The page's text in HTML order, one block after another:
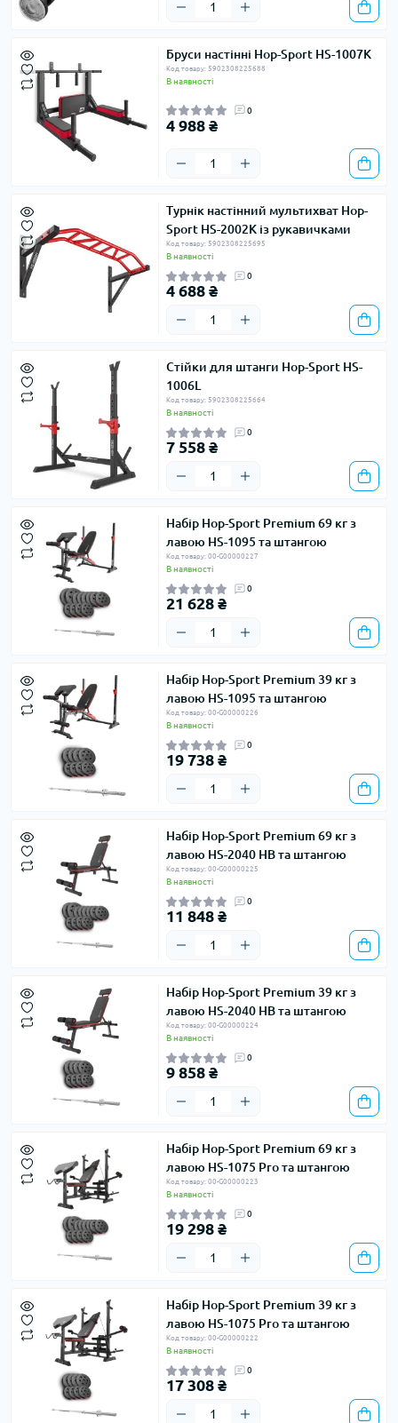
Бруси настінні Hop-Sport HS-1007K
Код товару: 5902308225688
В наявності
0
4 988 ₴
Турнік настінний мультихват Hop-
Sport HS-2002K із рукавичками
Код товару: 5902308225695
В наявності
0
4 688 ₴
Стійки для штанги Hop-Sport HS-
1006L
Код товару: 5902308225664
В наявності
0
7 558 ₴
Набір Hop-Sport Premium 69 кг з
лавою HS-1095 та штангою
Код товару: 00-G00000227
В наявності
0
21 628 ₴
Набір Hop-Sport Premium 39 кг з
лавою HS-1095 та штангою
Код товару: 00-G00000226
В наявності
0
19 738 ₴
Набір Hop-Sport Premium 69 кг з
лавою HS-2040 HB та штангою
Код товару: 00-G00000225
В наявності
0
11 848 ₴
Набір Hop-Sport Premium 39 кг з
лавою HS-2040 HB та штангою
Код товару: 00-G00000224
В наявності
0
9 858 ₴
Набір Hop-Sport Premium 69 кг з
лавою HS-1075 Pro та штангою
Код товару: 00-G00000223
В наявності
0
19 298 ₴
Набір Hop-Sport Premium 39 кг з
лавою HS-1075 Pro та штангою
Код товару: 00-G00000222
В наявності
0
17 308 ₴